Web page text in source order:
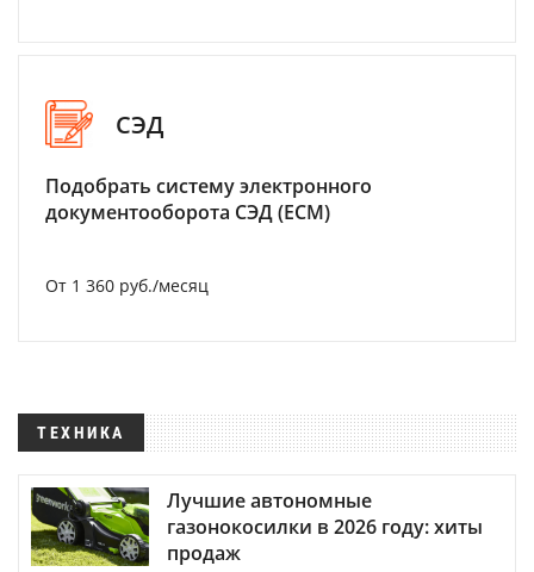
СЭД
Подобрать систему электронного
документооборота СЭД (ECM)
От 1 360 руб./месяц
ТЕХНИКА
Лучшие автономные
газонокосилки в 2026 году: хиты
продаж